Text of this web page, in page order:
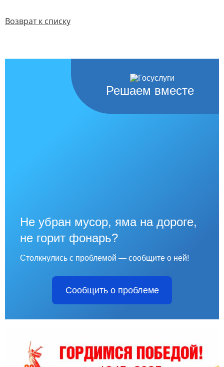
Возврат к списку
Решаем вместе
Не убран мусор, яма на дороге,
не горит фонарь?
Столкнулись с проблемой — сообщите о ней!
Сообщить о проблеме